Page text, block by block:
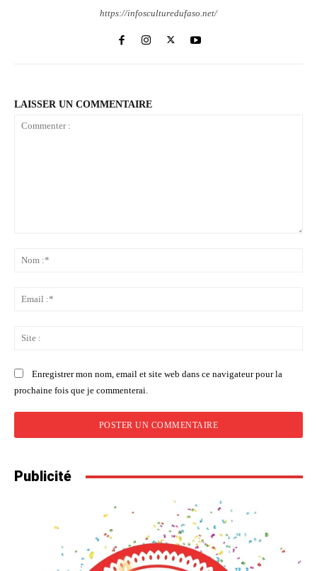
https://infosculturedufaso.net/
LAISSER UN COMMENTAIRE
Enregistrer mon nom, email et site web dans ce navigateur pour la
prochaine fois que je commenterai.
Publicité